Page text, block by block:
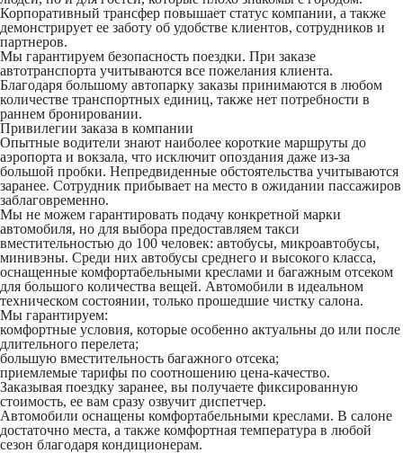
Корпоративный трансфер повышает статус компании, а также
демонстрирует ее заботу об удобстве клиентов, сотрудников и
партнеров.
Мы гарантируем безопасность поездки. При заказе
автотранспорта учитываются все пожелания клиента.
Благодаря большому автопарку заказы принимаются в любом
количестве транспортных единиц, также нет потребности в
раннем бронировании.
Привилегии заказа в компании
Опытные водители знают наиболее короткие маршруты до
аэропорта и вокзала, что исключит опоздания даже из-за
большой пробки. Непредвиденные обстоятельства учитываются
заранее. Сотрудник прибывает на место в ожидании пассажиров
заблаговременно.
Мы не можем гарантировать подачу конкретной марки
автомобиля, но для выбора предоставляем такси
вместительностью до 100 человек: автобусы, микроавтобусы,
минивэны. Среди них автобусы среднего и высокого класса,
оснащенные комфортабельными креслами и багажным отсеком
для большого количества вещей. Автомобили в идеальном
техническом состоянии, только прошедшие чистку салона.
Мы гарантируем:
комфортные условия, которые особенно актуальны до или после
длительного перелета;
большую вместительность багажного отсека;
приемлемые тарифы по соотношению цена-качество.
Заказывая поездку заранее, вы получаете фиксированную
стоимость, ее вам сразу озвучит диспетчер.
Автомобили оснащены комфортабельными креслами. В салоне
достаточно места, а также комфортная температура в любой
сезон благодаря кондиционерам.